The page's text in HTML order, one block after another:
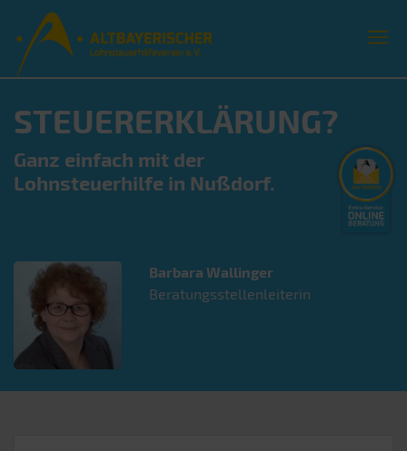
STEUERERKLÄRUNG?
Ganz einfach mit der
Lohnsteuerhilfe in Nußdorf.
Barbara Wallinger
Beratungsstellenleiterin